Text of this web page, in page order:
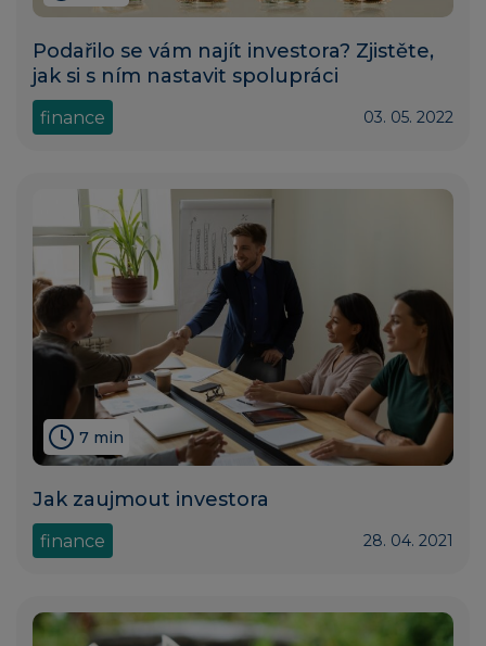
Podařilo se vám najít investora? Zjistěte,
jak si s ním nastavit spolupráci
finance 03. 05. 2022
7 min
Jak zaujmout investora
finance 28. 04. 2021